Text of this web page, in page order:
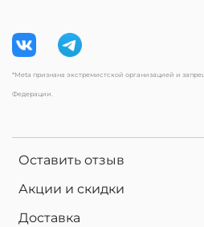
Оставить отзыв
Акции и скидки
Доставка
*Meta признана экстремистской организацией и
Федерации.